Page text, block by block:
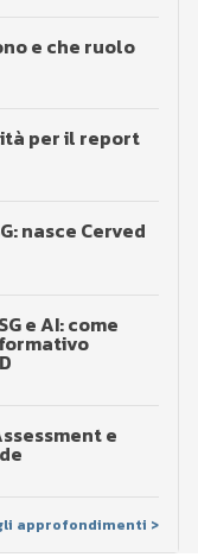
e che ruolo
per il report
nasce Cerved
e AI: come
e
approfondimenti >